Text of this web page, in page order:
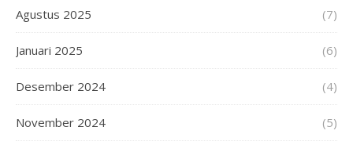
Agustus 2025 (7)
Januari 2025 (6)
Desember 2024 (4)
November 2024 (5)